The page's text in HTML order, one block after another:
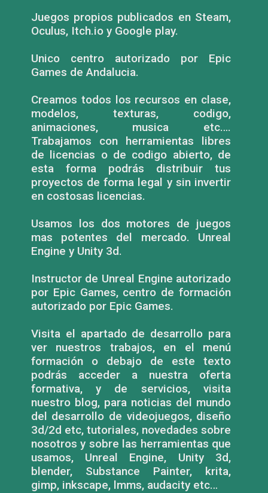
Juegos propios publicados en Steam,
Oculus, Itch.io y Google play.
Unico centro autorizado por Epic
Games de Andalucia.
Creamos todos los recursos en clase,
modelos, texturas, codigo,
animaciones, musica etc….
Trabajamos con herramientas libres
de licencias o de codigo abierto, de
esta forma podrás distribuir tus
proyectos de forma legal y sin invertir
en costosas licencias.
Usamos los dos motores de juegos
mas potentes del mercado. Unreal
Engine y Unity 3d.
Instructor de Unreal Engine autorizado
por Epic Games, centro de formación
autorizado por Epic Games.
Visita el apartado de desarrollo para
ver nuestros trabajos, en el menú
formación o debajo de este texto
podrás acceder a nuestra oferta
formativa, y de servicios, visita
nuestro blog, para noticias del mundo
del desarrollo de videojuegos, diseño
3d/2d etc, tutoriales, novedades sobre
nosotros y sobre las herramientas que
usamos, Unreal Engine, Unity 3d,
blender, Substance Painter, krita,
gimp, inkscape, lmms, audacity etc…